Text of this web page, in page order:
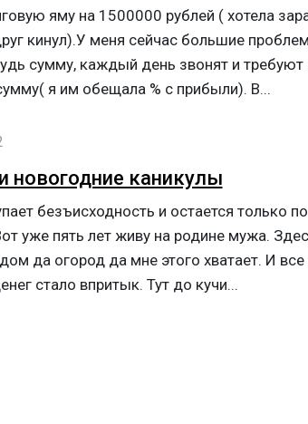
яму на 1500000 рублей ( хотела
кинул).У меня сейчас большие
сумму, каждый день звонят и требуют
я им обещала % с прибыли). В...
новогодние каникулы
безъисходность и остается только
уже пять лет живу на родине мужа.
да огород да мне этого хватает. И
стало впритык. Тут до кучи...